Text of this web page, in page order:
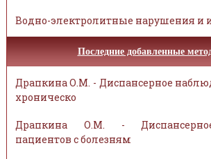
Водно-электролитные нарушения и
Последние добавленные
Драпкина О.М. - Диспансерное
хроническо
Драпкина О.М. -
пациентов с болезням